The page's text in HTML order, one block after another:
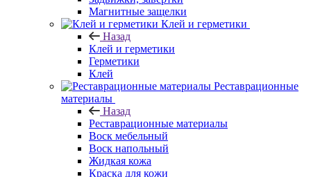
Магнитные защелки
Клей и герметики
Назад
Клей и герметики
Герметики
Клей
Реставрационные
материалы
Назад
Реставрационные материалы
Воск мебельный
Воск напольный
Жидкая кожа
Краска для кожи